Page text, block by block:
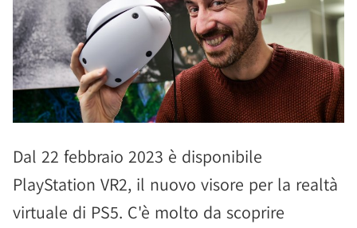
Dal 22 febbraio 2023 è disponibile
PlayStation VR2, il nuovo visore per la realtà
virtuale di PS5. C'è molto da scoprire